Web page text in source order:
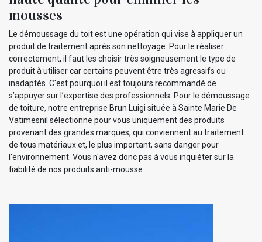
mousses
Le démoussage du toit est une opération qui vise à appliquer un
produit de traitement après son nettoyage. Pour le réaliser
correctement, il faut les choisir très soigneusement le type de
produit à utiliser car certains peuvent être très agressifs ou
inadaptés. C'est pourquoi il est toujours recommandé de
s’appuyer sur l’expertise des professionnels. Pour le démoussage
de toiture, notre entreprise Brun Luigi située à Sainte Marie De
Vatimesnil sélectionne pour vous uniquement des produits
provenant des grandes marques, qui conviennent au traitement
de tous matériaux et, le plus important, sans danger pour
l'environnement. Vous n'avez donc pas à vous inquiéter sur la
fiabilité de nos produits anti-mousse.